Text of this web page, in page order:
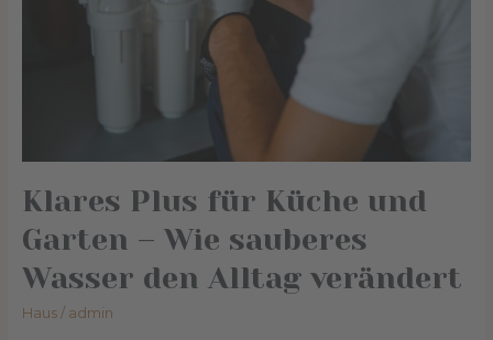
Klares Plus für Küche und
Garten – Wie sauberes
Wasser den Alltag verändert
Haus/ admin